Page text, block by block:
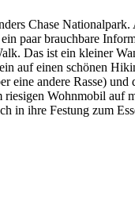
Chase
paar brauchbare
Das ist ein kleiner
auf einen schönen
eine andere Rasse)
Wohnmobil auf
in ihre Festung zum